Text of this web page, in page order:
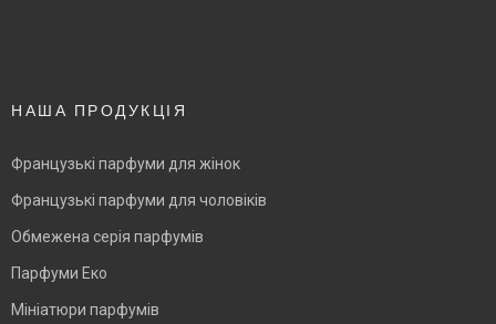
НАША ПРОДУКЦІЯ
Французькі парфуми для жінок
Французькі парфуми для чоловіків
Обмежена серія парфумів
Парфуми Еко
Мініатюри парфумів